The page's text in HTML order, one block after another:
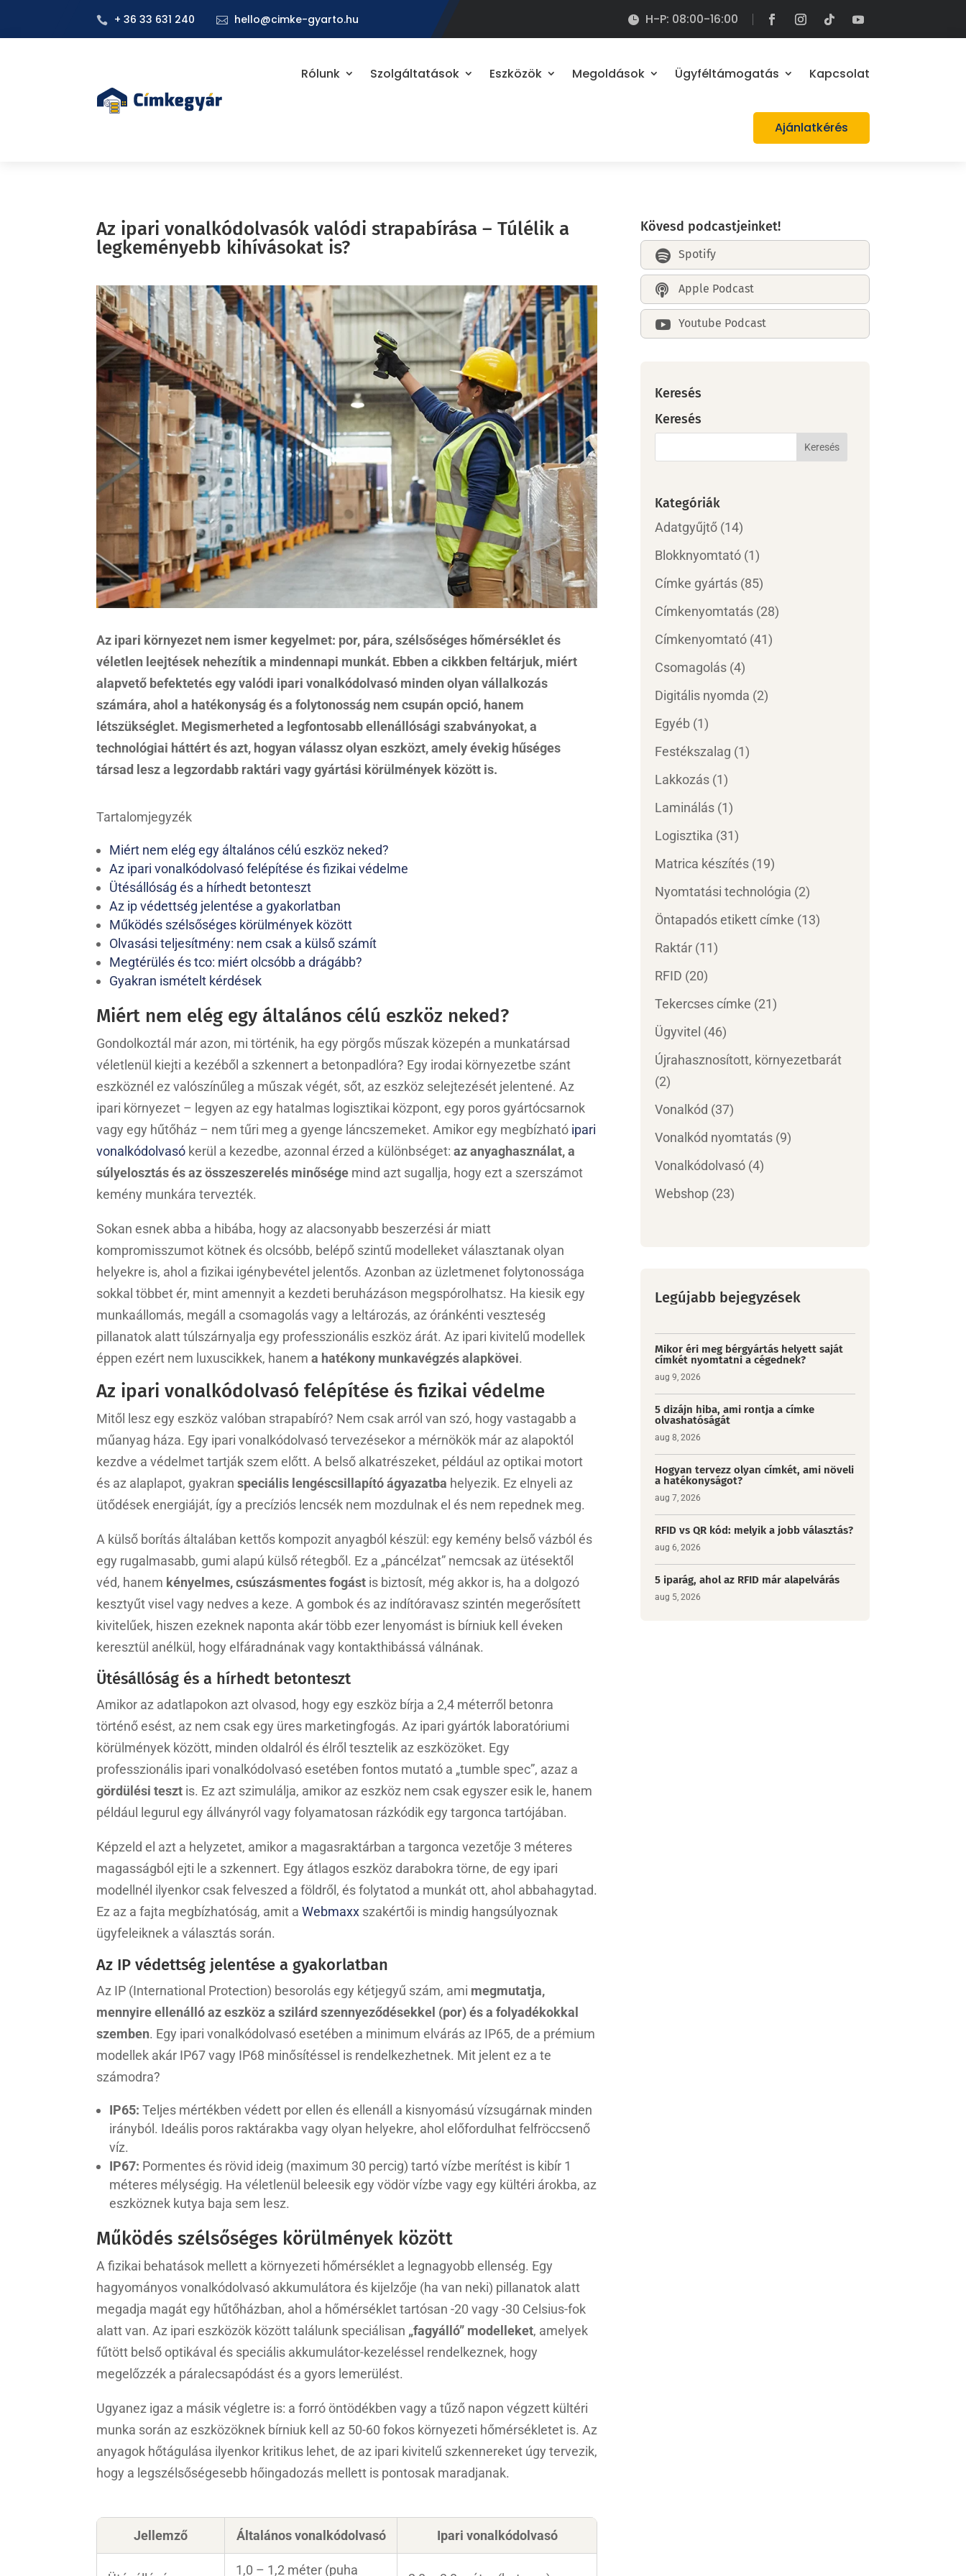
 + 36 33 631 240  hello@cimke-gyarto.hu  H-P: 08:00-16:00
Rólunk Szolgáltatások Eszközök Megoldások Ügyféltámogatás Kapcsolat
Ajánlatkérés
Az ipari vonalkódolvasók valódi strapabírása – Túlélik a
legkeményebb kihívásokat is?
Az ipari környezet nem ismer kegyelmet: por, pára, szélsőséges hőmérséklet és
véletlen leejtések nehezítik a mindennapi munkát. Ebben a cikkben feltárjuk, miért
alapvető befektetés egy valódi ipari vonalkódolvasó minden olyan vállalkozás
számára, ahol a hatékonyság és a folytonosság nem csupán opció, hanem
létszükséglet. Megismerheted a legfontosabb ellenállósági szabványokat, a
technológiai háttért és azt, hogyan válassz olyan eszközt, amely évekig hűséges
társad lesz a legzordabb raktári vagy gyártási körülmények között is.
Tartalomjegyzék
Miért nem elég egy általános célú eszköz neked?
Az ipari vonalkódolvasó felépítése és fizikai védelme
Ütésállóság és a hírhedt betonteszt
Az ip védettség jelentése a gyakorlatban
Működés szélsőséges körülmények között
Olvasási teljesítmény: nem csak a külső számít
Megtérülés és tco: miért olcsóbb a drágább?
Gyakran ismételt kérdések
Miért nem elég egy általános célú eszköz neked?
Gondolkoztál már azon, mi történik, ha egy pörgős műszak közepén a munkatársad
véletlenül kiejti a kezéből a szkennert a betonpadlóra? Egy irodai környezetbe szánt
eszköznél ez valószínűleg a műszak végét, sőt, az eszköz selejtezését jelentené. Az
ipari környezet – legyen az egy hatalmas logisztikai központ, egy poros gyártócsarnok
vagy egy hűtőház – nem tűri meg a gyenge láncszemeket. Amikor egy megbízható ipari
vonalkódolvasó kerül a kezedbe, azonnal érzed a különbséget:az anyaghasználat, a
súlyelosztás és az összeszerelés minősége mind azt sugallja, hogy ezt a szerszámot
kemény munkára tervezték.
Sokan esnek abba a hibába, hogy az alacsonyabb beszerzési ár miatt
kompromisszumot kötnek és olcsóbb, belépő szintű modelleket választanak olyan
helyekre is, ahol a fizikai igénybevétel jelentős. Azonban az üzletmenet folytonossága
sokkal többet ér, mint amennyit a kezdeti beruházáson megspórolhatsz. Ha kiesik egy
munkaállomás, megáll a csomagolás vagy a leltározás, az óránkénti veszteség
pillanatok alatt túlszárnyalja egy professzionális eszköz árát. Az ipari kivitelű modellek
éppen ezért nem luxuscikkek, hanema hatékony munkavégzés alapkövei.
Az ipari vonalkódolvasó felépítése és fizikai védelme
Mitől lesz egy eszköz valóban strapabíró? Nem csak arról van szó, hogy vastagabb a
műanyag háza. Egy ipari vonalkódolvasó tervezésekor a mérnökök már az alapoktól
kezdve a védelmet tartják szem előtt. A belső alkatrészeket, például az optikai motort
és az alaplapot, gyakranspeciális lengéscsillapító ágyazatba helyezik. Ez elnyeli az
ütődések energiáját, így a precíziós lencsék nem mozdulnak el és nem repednek meg.
A külső borítás általában kettős kompozit anyagból készül: egy kemény belső vázból és
egy rugalmasabb, gumi alapú külső rétegből. Ez a „páncélzat” nemcsak az ütésektől
véd, hanem kényelmes, csúszásmentes fogást is biztosít, még akkor is, ha a dolgozó
kesztyűt visel vagy nedves a keze. A gombok és az indítóravasz szintén megerősített
kivitelűek, hiszen ezeknek naponta akár több ezer lenyomást is bírniuk kell éveken
keresztül anélkül, hogy elfáradnának vagy kontakthibássá válnának.
Ütésállóság és a hírhedt betonteszt
Amikor az adatlapokon azt olvasod, hogy egy eszköz bírja a 2,4 méterről betonra
történő esést, az nem csak egy üres marketingfogás. Az ipari gyártók laboratóriumi
körülmények között, minden oldalról és élről tesztelik az eszközöket. Egy
professzionális ipari vonalkódolvasó esetében fontos mutató a „tumble spec”, azaz a
gördülési teszt is. Ez azt szimulálja, amikor az eszköz nem csak egyszer esik le, hanem
például legurul egy állványról vagy folyamatosan rázkódik egy targonca tartójában.
Képzeld el azt a helyzetet, amikor a magasraktárban a targonca vezetője 3 méteres
magasságból ejti le a szkennert. Egy átlagos eszköz darabokra törne, de egy ipari
modellnél ilyenkor csak felveszed a földről, és folytatod a munkát ott, ahol abbahagytad.
Ez az a fajta megbízhatóság, amit aWebmaxx szakértői is mindig hangsúlyoznak
ügyfeleiknek a választás során.
Az IP védettség jelentése a gyakorlatban
Az IP (International Protection) besorolás egy kétjegyű szám, ami megmutatja,
mennyire ellenálló az eszköz a szilárd szennyeződésekkel (por) és a folyadékokkal
szemben. Egy ipari vonalkódolvasó esetében a minimum elvárás az IP65, de a prémium
modellek akár IP67 vagy IP68 minősítéssel is rendelkezhetnek. Mit jelent ez a te
számodra?
IP65: Teljes mértékben védett por ellen és ellenáll a kisnyomású vízsugárnak minden
irányból. Ideális poros raktárakba vagy olyan helyekre, ahol előfordulhat felfröccsenő
víz.
IP67: Pormentes és rövid ideig (maximum 30 percig) tartó vízbe merítést is kibír 1
méteres mélységig. Ha véletlenül beleesik egy vödör vízbe vagy egy kültéri árokba, az
eszköznek kutya baja sem lesz.
Működés szélsőséges körülmények között
A fizikai behatások mellett a környezeti hőmérséklet a legnagyobb ellenség. Egy
hagyományos vonalkódolvasó akkumulátora és kijelzője (ha van neki) pillanatok alatt
megadja magát egy hűtőházban, ahol a hőmérséklet tartósan -20 vagy -30 Celsius-fok
alatt van. Az ipari eszközök között találunk speciálisan „fagyálló” modelleket, amelyek
fűtött belső optikával és speciális akkumulátor-kezeléssel rendelkeznek, hogy
megelőzzék a páralecsapódást és a gyors lemerülést.
Ugyanez igaz a másik végletre is: a forró öntödékben vagy a tűző napon végzett kültéri
munka során az eszközöknek bírniuk kell az 50-60 fokos környezeti hőmérsékletet is. Az
anyagok hőtágulása ilyenkor kritikus lehet, de az ipari kivitelű szkennereket úgy tervezik,
hogy a legszélsőségesebb hőingadozás mellett is pontosak maradjanak.
Jellemző Általános vonalkódolvasó Ipari vonalkódolvasó
1,0 – 1,2 méter (puha
Kövesd podcastjeinket!
 Spotify
 Apple Podcast
 Youtube Podcast
Keresés
Keresés
Kategóriák
Adatgyűjtő(14)
Blokknyomtató(1)
Címke gyártás(85)
Címkenyomtatás(28)
Címkenyomtató(41)
Csomagolás(4)
Digitális nyomda (2)
Egyéb(1)
Festékszalag (1)
Lakkozás(1)
Laminálás(1)
Logisztika (31)
Matrica készítés(19)
Nyomtatási technológia (2)
Öntapadós etikett címke (13)
Raktár(11)
RFID (20)
Tekercses címke (21)
Ügyvitel (46)
Újrahasznosított, környezetbarát
(2)
Vonalkód (37)
Vonalkód nyomtatás(9)
Vonalkódolvasó(4)
Webshop(23)
Legújabb bejegyzések
Mikor éri meg bérgyártás helyett saját
címkét nyomtatni a cégednek?
aug 9, 2026
5 dizájn hiba, ami rontja a címke
olvashatóságát
aug 8, 2026
Hogyan tervezz olyan címkét, ami növeli
a hatékonyságot?
aug 7, 2026
RFID vs QR kód: melyik a jobb választás?
aug 6, 2026
5 iparág, ahol az RFID már alapelvárás
aug 5, 2026